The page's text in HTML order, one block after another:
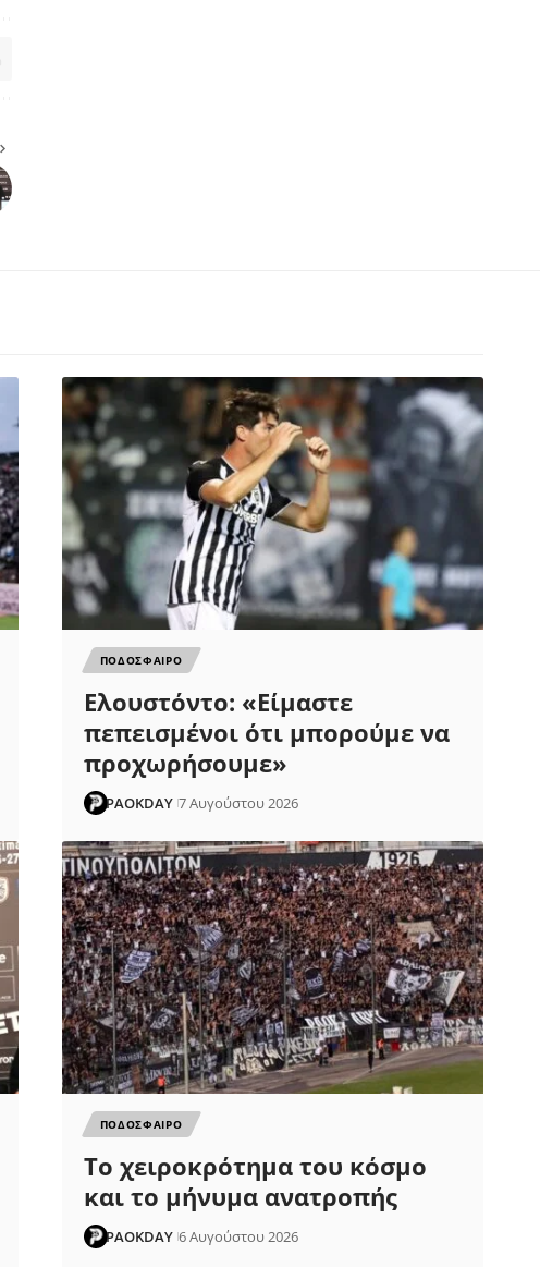
ΠΟΔΟΣΦΑΙΡΟ
Ελουστόντο: «Είμαστε
πεπεισμένοι ότι μπορούμε να
προχωρήσουμε»
PAOKDAY 7 Αυγούστου 2026
ΠΟΔΟΣΦΑΙΡΟ
Το χειροκρότημα του κόσμο
και το μήνυμα ανατροπής
PAOKDAY 6 Αυγούστου 2026